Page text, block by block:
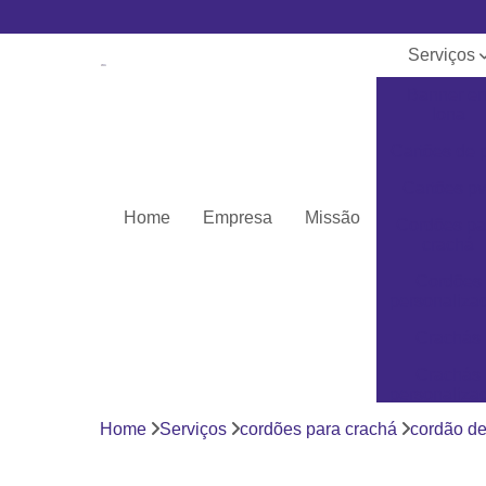
Home Empresa Missão
Serviços
Home Serviços cordões para crachá cordão